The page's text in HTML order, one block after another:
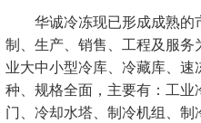
华诚冷冻现已形成成熟
制、生产、销售、工程及服务
业大中小型冷库、冷藏库、
种、规格全面，主要有：工
门、冷却水塔、制冷机组、